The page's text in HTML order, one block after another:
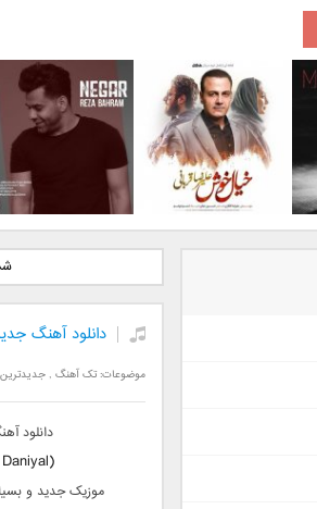
دانلود آهنگ جدید علیرضا
دانلود آهنگ جدید رضا
دانلود آهنگ
موضوعات:تک آهنگ ,
دانلود
موزیک جدید و